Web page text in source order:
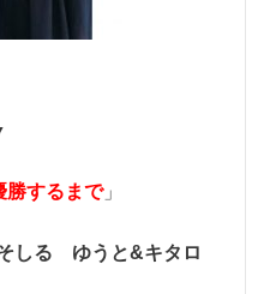
勝するまで」
しる ゆうと&キタロ